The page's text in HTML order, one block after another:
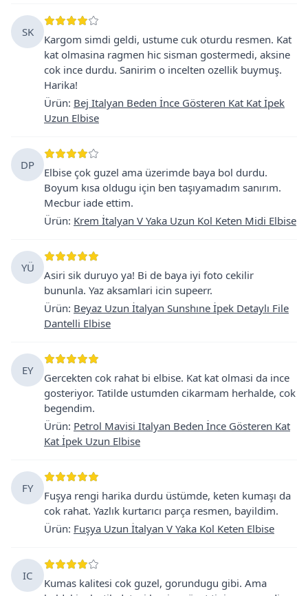
SK
Kargom simdi geldi, ustume cuk oturdu resmen. Kat
kat olmasina ragmen hic sisman gostermedi, aksine
cok ince durdu. Sanirim o incelten ozellik buymuş.
Harika!
Ürün: Bej Italyan Beden İnce Gösteren Kat Kat İpek
Uzun Elbise
DP
Elbise çok guzel ama üzerimde baya bol durdu.
Boyum kısa oldugu için ben taşıyamadım sanırım.
Mecbur iade ettim.
Ürün: Krem İtalyan V Yaka Uzun Kol Keten Midi Elbise
YÜ
Asiri sik duruyo ya! Bi de baya iyi foto cekilir
bununla. Yaz aksamlari icin supeerr.
Ürün: Beyaz Uzun İtalyan Sunshıne İpek Detaylı File
Dantelli Elbise
EY
Gercekten cok rahat bi elbise. Kat kat olmasi da ince
gosteriyor. Tatilde ustumden cikarmam herhalde, cok
begendim.
Ürün: Petrol Mavisi Italyan Beden İnce Gösteren Kat
Kat İpek Uzun Elbise
FY
Fuşya rengi harika durdu üstümde, keten kumaşı da
cok rahat. Yazlık kurtarıcı parça resmen, bayildim.
Ürün: Fuşya Uzun İtalyan V Yaka Kol Keten Elbise
IC
Kumas kalitesi cok guzel, gorundugu gibi. Ama